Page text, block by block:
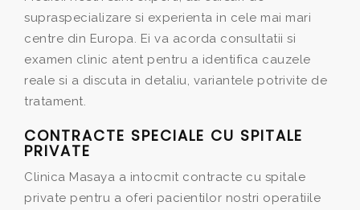
supraspecializare si experienta in cele mai mari
centre din Europa. Ei va acorda consultatii si
examen clinic atent pentru a identifica cauzele
reale si a discuta in detaliu, variantele potrivite de
tratament.
CONTRACTE SPECIALE CU SPITALE
PRIVATE
Clinica Masaya a intocmit contracte cu spitale
private pentru a oferi pacientilor nostri operatiile